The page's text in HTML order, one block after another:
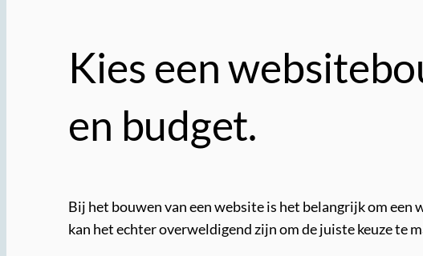
Kies een
en budget.
Bij het bouwen van een website is het belangrijk om
kan het echter overweldigend zijn om de juiste keuze te